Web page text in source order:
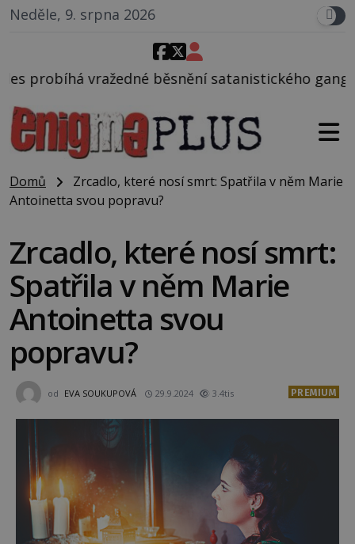
Neděle, 9. srpna 2026
satanistického gangu vedeného
Domů
Zrcadlo, které nosí smrt: Spatřila v něm Marie
Antoinetta svou popravu?
Zrcadlo, které nosí smrt:
Spatřila v něm Marie
Antoinetta svou
popravu?
od EVA SOUKUPOVÁ 29.9.2024 3.4tis PREMIUM